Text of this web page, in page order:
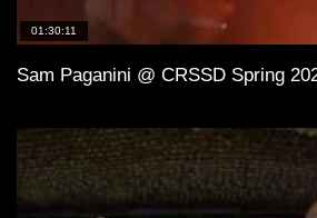
01:30:11
Sam Paganini @ CRSSD Spring